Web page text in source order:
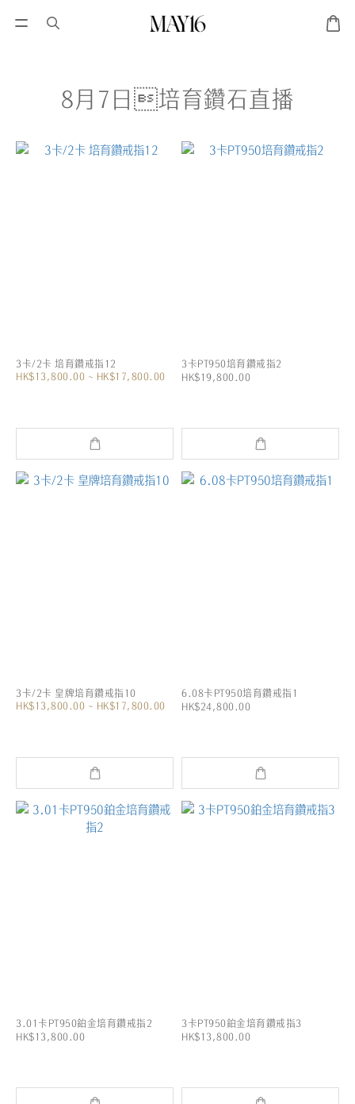
8月7日培育鑽石直播
3卡/2卡 培育鑽戒指12
HK$13,800.00 ~ HK$17,800.00
3卡PT950培育鑽戒指2
HK$19,800.00
3卡/2卡 皇牌培育鑽戒指10
HK$13,800.00 ~ HK$17,800.00
6.08卡PT950培育鑽戒指1
HK$24,800.00
3.01卡PT950鉑金培育鑽戒指2
HK$13,800.00
3卡PT950鉑金培育鑽戒指3
HK$13,800.00